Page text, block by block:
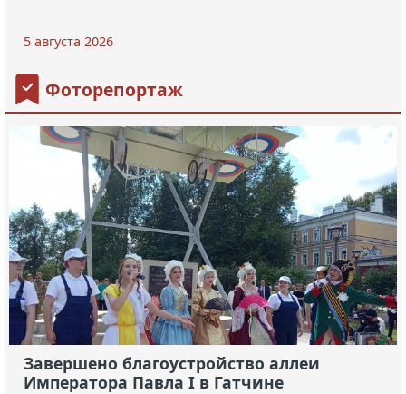
5 августа 2026
Фоторепортаж
Завершено благоустройство аллеи
Императора Павла I в Гатчине